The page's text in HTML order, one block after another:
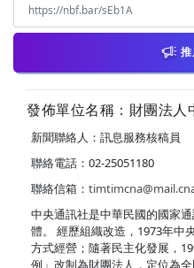
發佈單位名稱：財團法人
新聞聯絡人：訊息服務核稿員
聯絡電話：02-25051180
聯絡信箱：
中央通訊社是中華民國的國家
體。 經歷組織改造，1973年中
方式經營；隨著民主化發展，
例」改制為財團法人，定位為